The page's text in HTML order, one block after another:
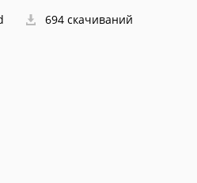
694 скачиваний